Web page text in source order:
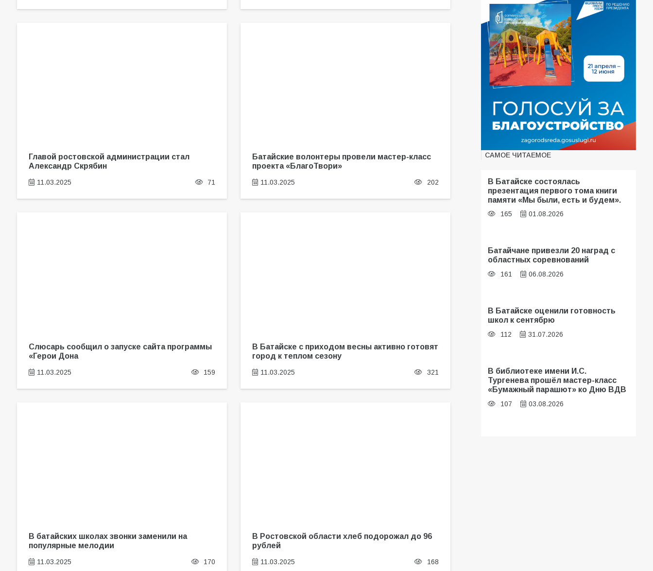
Главой ростовской администрации стал
Александр Скрябин
11.03.2025 71
Батайские волонтеры провели мастер-класс
проекта «БлагоТвори»
11.03.2025 202
Слюсарь сообщил о запуске сайта программы
«Герои Дона
11.03.2025 159
В Батайске с приходом весны активно готовят
город к теплом сезону
11.03.2025 321
В батайских школах звонки заменили на
популярные мелодии
11.03.2025 170
В Ростовской области хлеб подорожал до 96
рублей
11.03.2025 168
САМОЕ ЧИТАЕМОЕ
В Батайске состоялась
презентация первого тома книги
памяти «Мы были, есть и будем».
165 01.08.2026
Батайчане привезли 20 наград с
областных соревнований
161 06.08.2026
В Батайске оценили готовность
школ к сентябрю
112 31.07.2026
В библиотеке имени И.С.
Тургенева прошёл мастер-класс
«Бумажный парашют» ко Дню ВДВ
107 03.08.2026